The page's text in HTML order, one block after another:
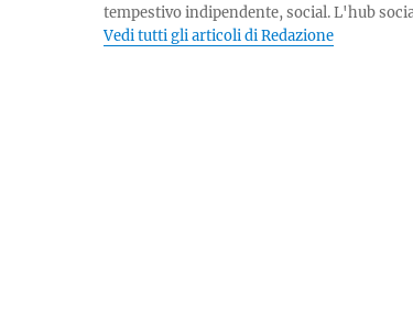
tempestivo indipendente, social. L'hub
Vedi tutti gli articoli di Redazione